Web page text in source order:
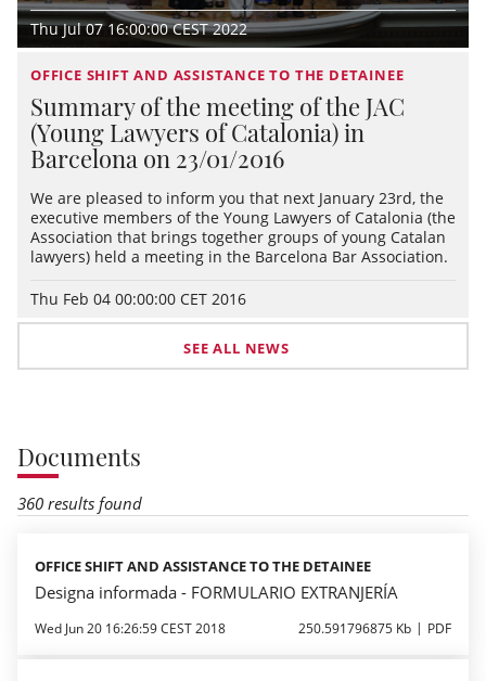
Thu Jul 07 16:00:00 CEST 2022
OFFICE SHIFT AND ASSISTANCE TO THE DETAINEE
Summary of the meeting of the JAC
(Young Lawyers of Catalonia) in
Barcelona on 23/01/2016
We are pleased to inform you that next January 23rd, the
executive members of the Young Lawyers of Catalonia (the
Association that brings together groups of young Catalan
lawyers) held a meeting in the Barcelona Bar Association.
Thu Feb 04 00:00:00 CET 2016
SEE ALL NEWS
Documents
360 results found
OFFICE SHIFT AND ASSISTANCE TO THE DETAINEE
Designa informada - FORMULARIO EXTRANJERÍA
Wed Jun 20 16:26:59 CEST 2018 250.591796875 Kb PDF